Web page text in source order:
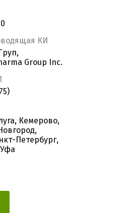
КИ
Group Inc.
Кемерово,
Петербург,